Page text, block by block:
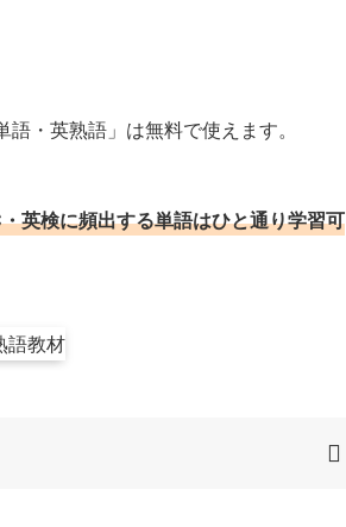
・英熟語」は無料で使えます。
英検に頻出する単語はひと通り学習可